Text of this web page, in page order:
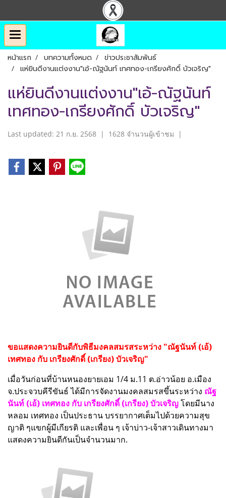
หน้าแรก บทความทั้งหมด
ข่าวประชาสัมพันธ์
แห่ยินดีงานแต่งงาน"เอ้-ณัฐนันท์ เทศทอง-เกรียงศักดิ์ บัวเจริญ"
แห่ยินดีงานแต่งงาน"เอ้-ณัฐนันท์
เทศทอง-เกรียงศักดิ์ บัวเจริญ"
Last updated: 21 ก.ย. 2568 | 1628 จำนวนผู้เข้าชม |
ขอแสดงความยินดีกับพิธีมงคลสมรสระหว่าง "ณัฐนันท์ (เอ้)
เทศทอง กับ เกรียงศักดิ์ (เกรียง) บัวเจริญ"
เมื่อวันก่อนที่บ้านหนองยายเอม 1/4 ม.11 ต.อ่าวน้อย อ.เมือง
จ.ประจวบคีรีขันธ์ ได้มีการจัดงานมงคลสมรสขึ้นระหว่าง ณัฐ
นันท์ (เอ้) เทศทอง กับ เกรียงศักดิ์ (เกรียง) บัวเจริญโดยมีนาง
หลอม เทศทอง เป็นประธาน บรรยากาศเต็มไปด้วยความสุข
ญาติ ๆแขกผู้มีเกียรติ และเพื่อน ๆ เจ้าบ่าว-เจ้าสาวเดินทางมา
แสดงความยินดีกันเป็นจำนวนมาก.